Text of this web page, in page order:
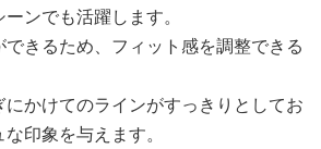
ンでも活躍します。
きるため、フィット感を調整できる
かけてのラインがすっきりとしてお
印象を与えます。